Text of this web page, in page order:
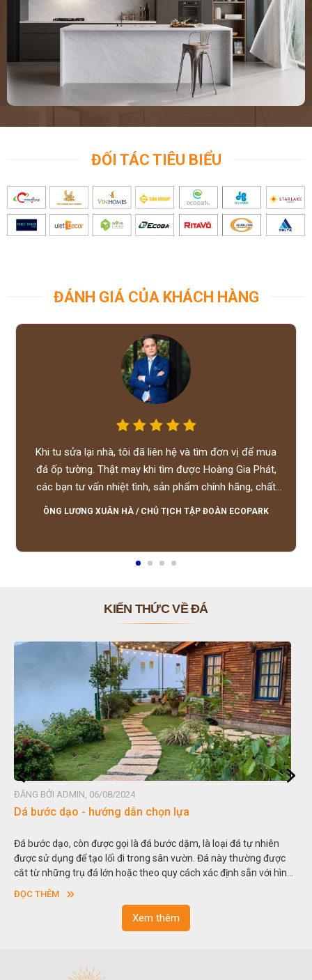
ĐỐI TÁC TIÊU BIỂU
ĐÁNH GIÁ CỦA KHÁCH HÀNG
Khi tu sửa lại nhà, tôi đã liên hệ và tìm đơn vị để mua
đá ốp tường. Thật may khi tìm được Hoàng Gia Phát,
các bạn tư vấn nhiệt tình, sản phẩm chính hãng, chất
lượng tốt, giá hợp lý, hỗ trợ tận tình.
ÔNG LƯƠNG XUÂN HÀ / CHỦ TỊCH TẬP ĐOÀN ECOPARK
KIẾN THỨC VỀ ĐÁ
ĐĂNG BỞI ADMIN, 06/08/2024
Đá non bộ - cách lựa chọn non bộ đẹp
Hòn non bộ được biết đến là một nghệ thuật xây dựng, sắp đặt,
thu nhỏ, đưa mô hình những ngọn núi to lớn ngoài tự nhiên vào
trong các vườn cảnh. Hay nói một cách khác, người ta gọi là “giả
sơn”. Nghệ thuật hòn non bộ nhằm phục vụ cho mục đích thưởng
ngoạn và phong thủy trong cuộc sống.
ĐỌC THÊM
Xem thêm